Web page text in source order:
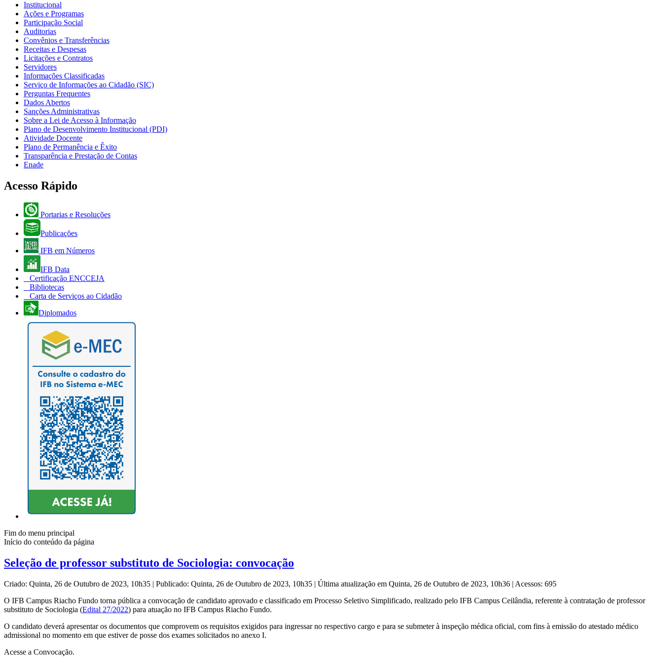
Institucional
Ações e Programas
Participação Social
Auditorias
Convênios e Transferências
Receitas e Despesas
Licitações e Contratos
Servidores
Informações Classificadas
Serviço de Informações ao Cidadão (SIC)
Perguntas Frequentes
Dados Abertos
Sanções Administrativas
Sobre a Lei de Acesso à Informação
Plano de Desenvolvimento Institucional (PDI)
Atividade Docente
Plano de Permanência e Êxito
Transparência e Prestação de Contas
Enade
Acesso Rápido
Portarias e Resoluções
Publicações
IFB em Números
IFB Data
Certificação ENCCEJA
Bibliotecas
Carta de Serviços ao Cidadão
Diplomados
Fim do menu principal
Início do conteúdo da página
Seleção de professor substituto de Sociologia: convocação
Criado: Quinta, 26 de Outubro de 2023, 10h35 | Publicado: Quinta, 26 de Outubro de 2023, 10h35 | Última atualização em Quinta, 26 de Outubro de 2023, 10h36 | Acessos: 695
O IFB Campus Riacho Fundo torna pública a convocação de candidato aprovado e classificado em Processo Seletivo Simplificado, realizado pelo IFB Campus Ceilândia, referente à contratação de professor
substituto de Sociologia (Edital 27/2022) para atuação no IFB Campus Riacho Fundo.
O candidato deverá apresentar os documentos que comprovem os requisitos exigidos para ingressar no respectivo cargo e para se submeter à inspeção médica oficial, com fins à emissão do atestado médico
admissional no momento em que estiver de posse dos exames solicitados no anexo I.
Acesse a Convocação.